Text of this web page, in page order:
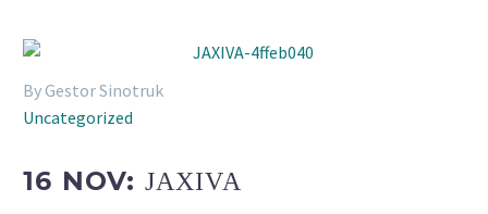
By Gestor Sinotruk
Uncategorized
16 NOV: JAXIVA